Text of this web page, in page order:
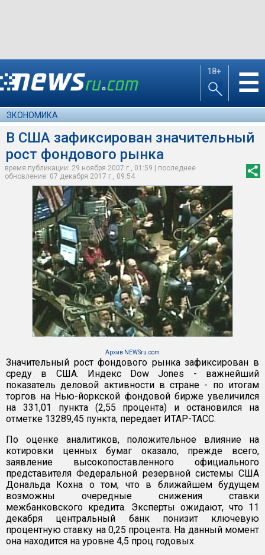
18+ ☰
ЭКОНОМИКА
В США зафиксирован значительный
рост фондового рынка
время публикации: 29 ноября 2007 г., 01:59 | последнее
обновление: 07 декабря 2017 г., 09:54
Архив NEWSru.com
Значительный рост фондового рынка зафиксирован в
среду в США. Индекс Dow Jones - важнейший
показатель деловой активности в стране - по итогам
торгов на Нью-йоркской фондовой бирже увеличился
на 331,01 пункта (2,55 процента) и остановился на
отметке 13289,45 пункта, передает ИТАР-ТАСС.
По оценке аналитиков, положительное влияние на
котировки ценных бумаг оказало, прежде всего,
заявление высокопоставленного официального
представителя Федеральной резервной системы США
Дональда Кохна о том, что в ближайшем будущем
возможны очередные снижения ставки
межбанковского кредита. Эксперты ожидают, что 11
декабря центральный банк понизит ключевую
процентную ставку на 0,25 процента. На данный момент
она находится на уровне 4,5 проц годовых.